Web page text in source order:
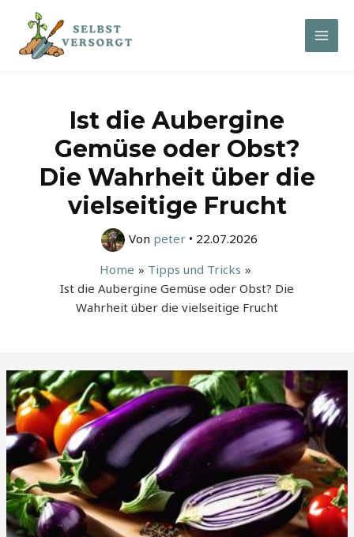
Inhalt
springen
Main
Ist die Aubergine
Gemüse oder Obst?
Die Wahrheit über die
vielseitige Frucht
Von peter • 22.07.2026
Home
Tipps und Tricks
Ist die Aubergine Gemüse oder Obst? Die
Wahrheit über die vielseitige Frucht